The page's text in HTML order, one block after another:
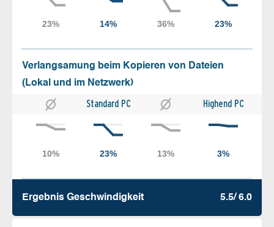
Verlangsamung beim Kopieren von Dateien
(Lokal und im Netzwerk)
Standard PC Highend PC
Ergebnis Geschw­indigkeit 5.5/ 6.0